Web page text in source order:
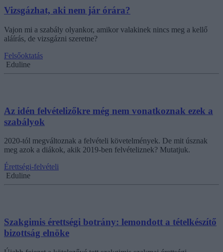
Vizsgázhat, aki nem jár órára?
Vajon mi a szabály olyankor, amikor valakinek nincs meg a kellő
aláírás, de vizsgázni szeretne?
Felsőoktatás
Eduline
Az idén felvételizőkre még nem vonatkoznak ezek a
szabályok
2020-tól megváltoznak a felvételi követelmények. De mit úsznak
meg azok a diákok, akik 2019-ben felvételiznek? Mutatjuk.
Érettségi-felvételi
Eduline
Szakgimis érettségi botrány: lemondott a tételkészítő
bizottság elnöke